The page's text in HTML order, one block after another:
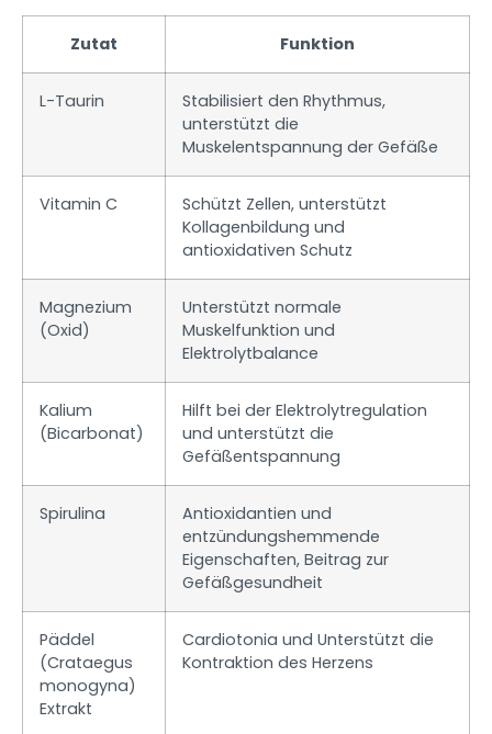
Zutat Funktion
L-Taurin
Stabilisiert den Rhythmus,
unterstützt die
Muskelentspannung der Gefäße
Vitamin C
Schützt Zellen, unterstützt
Kollagenbildung und
antioxidativen Schutz
Magnezium
(Oxid)
Unterstützt normale
Muskelfunktion und
Elektrolytbalance
Kalium
(Bicarbonat)
Hilft bei der Elektrolytregulation
und unterstützt die
Gefäßentspannung
Spirulina
Antioxidantien und
entzündungshemmende
Eigenschaften, Beitrag zur
Gefäßgesundheit
Päddel
(Crataegus
monogyna)
Extrakt
Cardiotonia und Unterstützt die
Kontraktion des Herzens